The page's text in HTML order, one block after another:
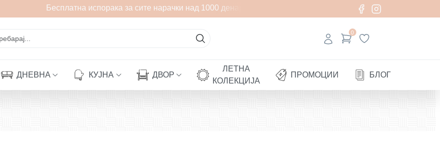
Бесплатна испорака за сите нарачки над 1000 денари
0
ДНЕВНА КУЈНА ДВОР
ЛЕТНА
КОЛЕКЦИЈА
ПРОМОЦИИ БЛОГ